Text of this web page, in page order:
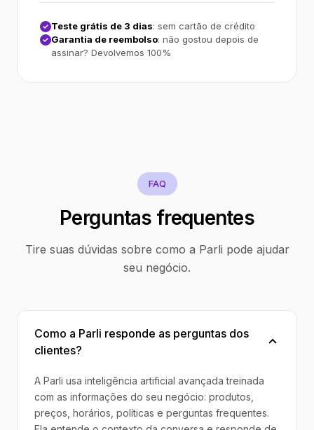
Teste grátis de 3 dias: sem cartão de crédito
Garantia de reembolso: não gostou depois de
assinar? Devolvemos 100%
FAQ
Perguntas frequentes
Tire suas dúvidas sobre como a Parli pode ajudar
seu negócio.
Como a Parli responde as perguntas dos
clientes?
A Parli usa inteligência artificial avançada treinada
com as informações do seu negócio: produtos,
preços, horários, políticas e perguntas frequentes.